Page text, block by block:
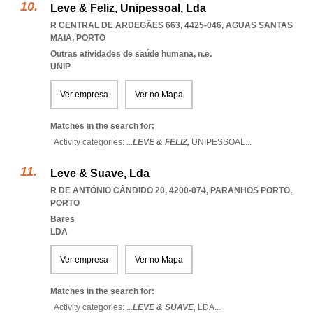
Leve & Feliz, Unipessoal, Lda
R CENTRAL DE ARDEGÃES 663, 4425-046, AGUAS SANTAS
MAIA, PORTO
Outras atividades de saúde humana, n.e.
UNIP
Ver empresa Ver no Mapa
Matches in the search for:
Activity categories: ...LEVE & FELIZ, UNIPESSOAL...
Leve & Suave, Lda
R DE ANTÓNIO CÂNDIDO 20, 4200-074, PARANHOS PORTO,
PORTO
Bares
LDA
Ver empresa Ver no Mapa
Matches in the search for:
Activity categories: ...LEVE & SUAVE, LDA...